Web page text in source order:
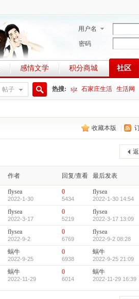
用户名
密码
感情文学 积分商城 社区
帖子 热搜: sjz 石家庄生活 生活网
收藏本版
作者 回复/查看 最后发表
flysea
2022-1-30
0
5434
flysea
2022-1-30 14:54
flysea
2022-3-17
0
5219
flysea
2022-3-17 13:09
flysea
2022-9-2
0
6769
flysea
2022-9-2 08:28
蜗牛
2022-9-25
0
6938
蜗牛
2022-9-25 21:09
蜗牛
2022-11-29
0
6014
蜗牛
2022-11-29 16:39